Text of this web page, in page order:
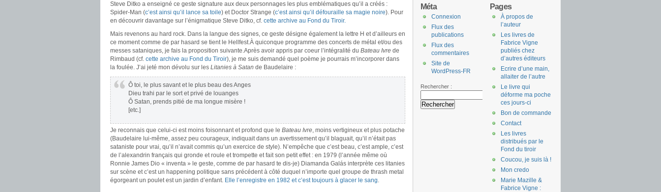
Steve Ditko a enseigné ce geste signature aux deux personnages les plus emblématiques qu’il a créés :
Spider-Man (c’est ainsi qu’il lance sa toile) et Doctor Strange (c’est ainsi qu’il défouraille sa magie noire). Pour
en découvrir davantage sur l’énigmatique Steve Ditko, cf. cette archive au Fond du Tiroir.
Mais revenons au hard rock. Dans la langue des signes, ce geste désigne également la lettre H et d’ailleurs en
ce moment comme de par hasard se tient le Hellfest.À quiconque programme des concerts de métal et/ou des
messes sataniques, je fais la proposition suivante.Après avoir appris par coeur l’intégralité du Bateau Ivre de
Rimbaud (cf. cette archive au Fond du Tiroir), je me suis demandé quel poème je pourrais m’incorporer dans
la foulée. J’ai jeté mon dévolu sur les Litanies à Satan de Baudelaire :
Ô toi, le plus savant et le plus beau des Anges
Dieu trahi par le sort et privé de louanges
Ô Satan, prends pitié de ma longue misère !
[etc.]
Je reconnais que celui-ci est moins foisonnant et profond que le Bateau Ivre, moins vertigineux et plus potache
(Baudelaire lui-même, assez peu courageux, indiquait dans un avertissement qu’il blaguait, qu’il n’était pas
sataniste pour vrai, qu’il n’avait commis qu’un exercice de style). N’empêche que c’est beau, c’est ample, c’est
de l’alexandrin français qui gronde et roule et trompette et fait son petit effet : en 1979 (l’année même où
Ronnie James Dio « inventa » le geste, comme de par hasard te dis-je) Diamanda Galás interprète ces litanies
sur scène et c’est un happening politique sans précédent à côté duquel n’importe quel groupe de thrash metal
égorgeant un poulet est un jardin d’enfant. Elle l’enregistre en 1982 et c’est toujours à glacer le sang.
Pages
À propos de
l’auteur
Les livres de
Fabrice Vigne
publiés chez
d’autres éditeurs
Ecrire d’une main,
allaiter de l’autre
Le livre qui
déforme ma poche
ces jours-ci
Bon de commande
Contact
Les livres
distribués par le
Fond du tiroir
Coucou, je suis là !
Mon credo
Marie Mazille &
Fabrice Vigne :
Méta
Connexion
Flux des
publications
Flux des
commentaires
Site de
WordPress-FR
Rechercher :